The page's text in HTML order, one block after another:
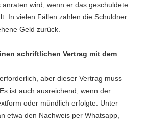
wird, wenn er das geschuldete
In vielen Fällen zahlen die Schuldner
Geld zurück.
schriftlichen Vertrag mit dem
aber dieser Vertrag muss
ist auch ausreichend, wenn der
oder mündlich erfolgte. Unter
etwa den Nachweis per Whatsapp,